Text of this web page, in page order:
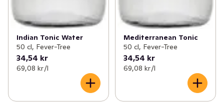
Indian Tonic Water
50 cl, Fever-Tree
34,54 kr
69,08 kr /l
Mediterranean Tonic
50 cl, Fever-Tree
34,54 kr
69,08 kr /l